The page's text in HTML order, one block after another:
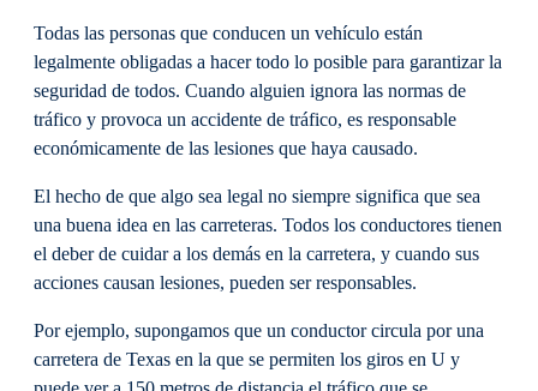
Todas las personas que conducen un vehículo están
legalmente obligadas a hacer todo lo posible para garantizar la
seguridad de todos. Cuando alguien ignora las normas de
tráfico y provoca un accidente de tráfico, es responsable
económicamente de las lesiones que haya causado.
El hecho de que algo sea legal no siempre significa que sea
una buena idea en las carreteras. Todos los conductores tienen
el deber de cuidar a los demás en la carretera, y cuando sus
acciones causan lesiones, pueden ser responsables.
Por ejemplo, supongamos que un conductor circula por una
carretera de Texas en la que se permiten los giros en U y